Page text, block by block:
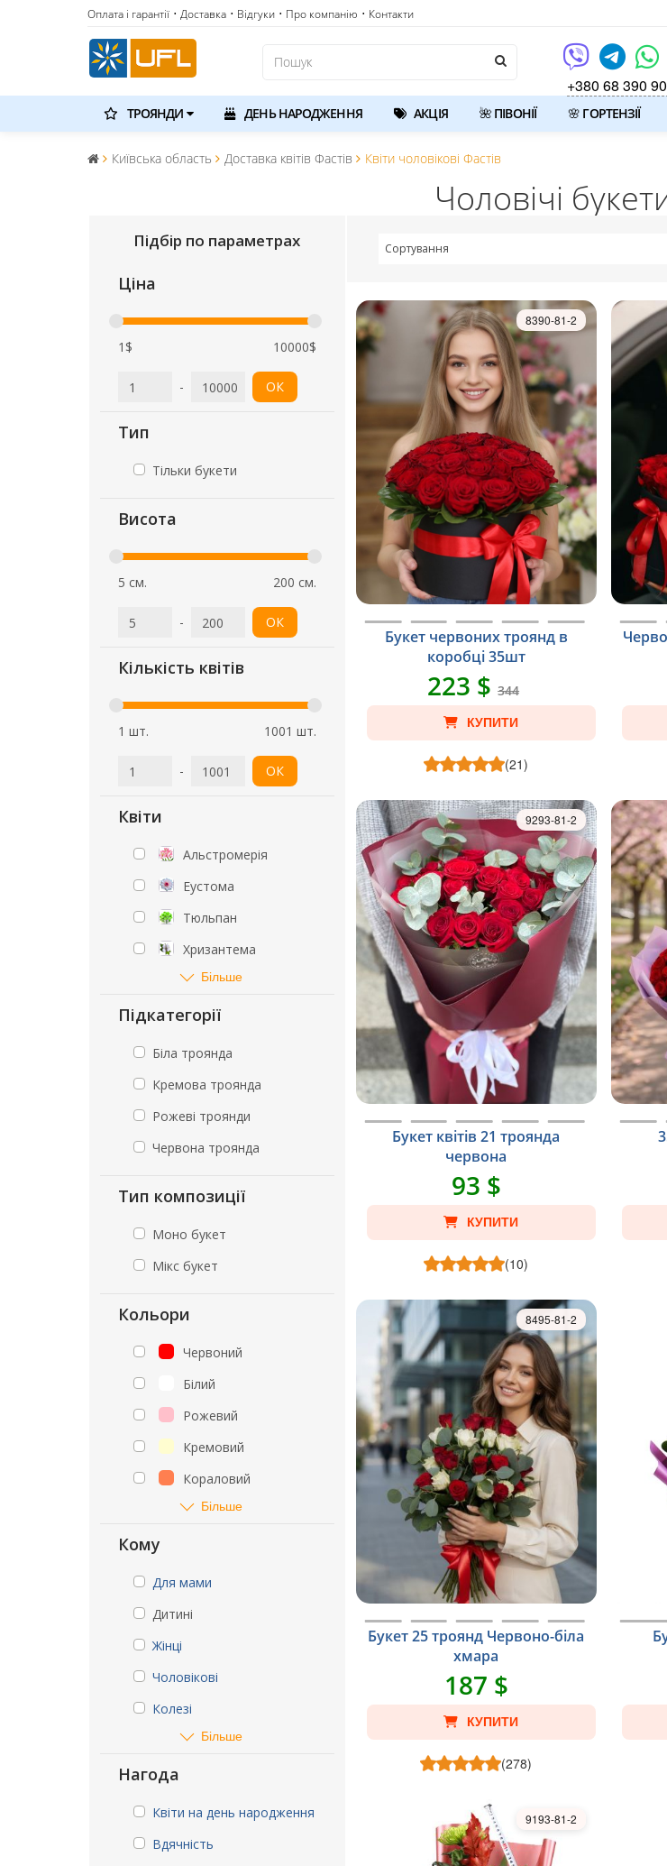
Оплата і гарантії • Доставка • Відгуки • Про компанію • Контакти
+380 68 390
ТРОЯНДИ ДЕНЬ НАРОДЖЕННЯ АКЦІЯ 🌺 ПІВОНІЇ 🌸 ГОРТЕНЗІЇ
Київська область Доставка квітів Фастів Квіти чоловікові Фастів
Чоловічі
Підбір по параметрах
Ціна
1$ 10000$
- ОК
Тип
Тільки букети
Висота
5 см. 200 см.
- ОК
Кількість квітів
1 шт. 1001 шт.
- ОК
Квіти
Альстромерія
Еустома
Тюльпан
Хризантема
Більше
Підкатегорії
Біла троянда
Кремова троянда
Рожеві троянди
Червона троянда
Тип композиції
Моно букет
Мікс букет
Кольори
Червоний
Білий
Рожевий
Кремовий
Кораловий
Більше
Кому
Для мами
Дитині
Жінці
Чоловікові
Колезі
Більше
Нагода
Квіти на день народження
Вдячність
Сортування
Букет червоних троянд в
коробці 35шт
8390-81-2
223 $344
КУПИТИ
(21)
Букет квітів 21 троянда
червона
9293-81-2
93 $
КУПИТИ
(10)
Букет 25 троянд Червоно-біла
хмара
8495-81-2
187 $
КУПИТИ
(278)
9193-81-2